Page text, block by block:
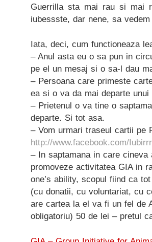
Guerrilla sta mai rau si mai
iubessste, dar nene, sa
Iata, deci, cum functioneaza
– Anul asta eu o sa pun in
pe el un mesaj si o sa-l dau
– Persoana care primeste
ea si o va da mai departe unui
– Prietenul o va tine o
departe. Si tot asa.
– Vom urmari traseul cartii pe
http://www.facebook.com/
– In saptamana in care
promoveze activitatea GIA in
one’s ability, scopul fiind ca
(cu donatii, cu voluntariat, cu
are cartea la el va fi un fel de
obligatoriu) 50 de lei – pretul